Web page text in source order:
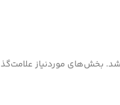
بخش‌های موردنیاز